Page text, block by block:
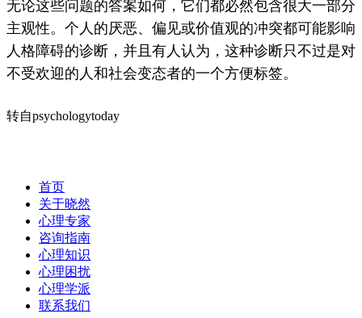
无论这些问题的答案如何，它们都必然包含很大一部分
主观性。 个人的厌恶、 偏见或价值观的冲突都可能影响
人格障碍的诊断，并且有人认为，这种诊断只不过是对
不受欢迎的人和社会变态者的一个方便标签。
转自psychologytoday
首页
关于晓然
心理专家
咨询指南
心理知识
心理困扰
心理学派
联系我们